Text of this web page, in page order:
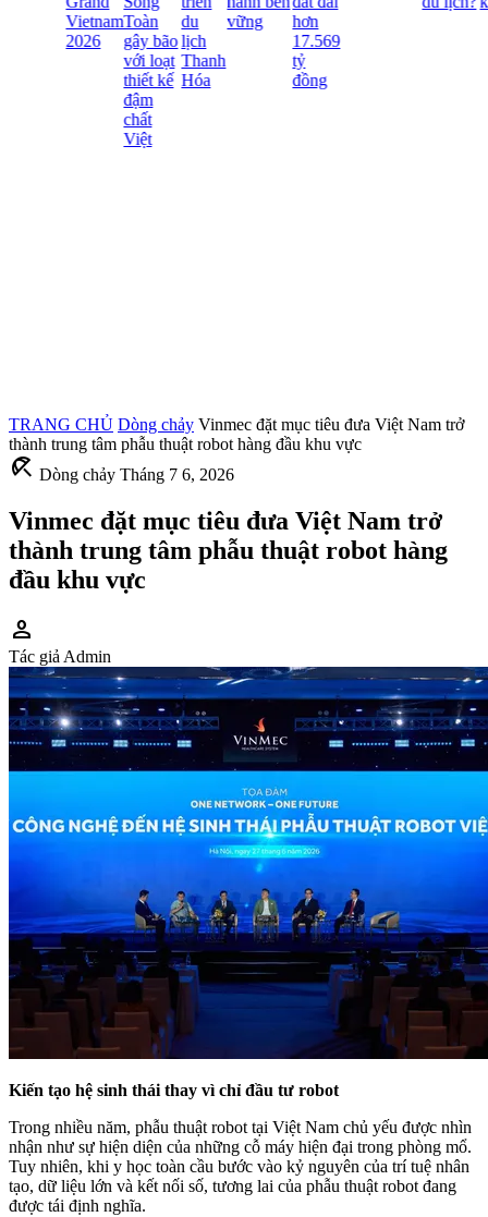
Vietnam
2026
Toàn
gây bão
với loạt
thiết kế
đậm
chất
Việt
du
lịch
Thanh
Hóa
vững
hơn
17.569
tỷ
đồng
TRANG CHỦ Dòng chảy Vinmec đặt mục tiêu đưa Việt Nam trở
thành trung tâm phẫu thuật robot hàng đầu khu vực
beach_access Dòng chảy Tháng 7 6, 2026
Vinmec đặt mục tiêu đưa Việt Nam trở
thành trung tâm phẫu thuật robot hàng
đầu khu vực
person
Tác giả Admin
Kiến tạo hệ sinh thái thay vì chỉ đầu tư robot
Trong nhiều năm, phẫu thuật robot tại Việt Nam chủ yếu được nhìn
nhận như sự hiện diện của những cỗ máy hiện đại trong phòng mổ.
Tuy nhiên, khi y học toàn cầu bước vào kỷ nguyên của trí tuệ nhân
tạo, dữ liệu lớn và kết nối số, tương lai của phẫu thuật robot đang
được tái định nghĩa.